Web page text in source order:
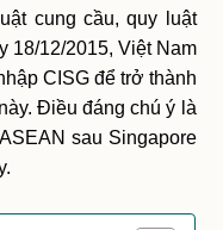
cung cầu, quy luật
18/12/2015, Việt Nam
CISG để trở thành
Điều đáng chú ý là
sau Singapore